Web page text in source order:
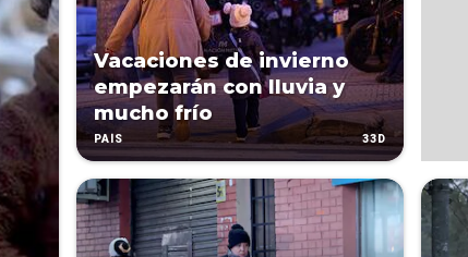
Vacaciones de invierno
empezarán con lluvia y
mucho frío
PAÍS 33D